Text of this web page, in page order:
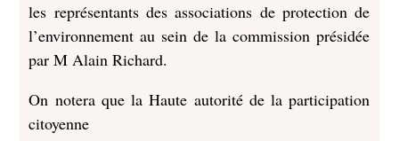
les représentants des associations de protection de
l’environnement au sein de la commission présidée
par M Alain Richard.
On notera que la Haute autorité de la participation
citoyenne